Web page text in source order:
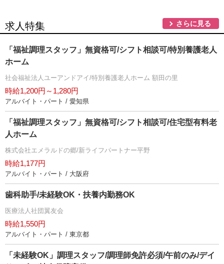
求人特集 さらに見る
「福祉調理スタッフ」無資格可/シフト相談可/特別養護老人
ホーム
社会福祉法人ユーアンドアイ/特別養護老人ホーム 額田の里
時給1,200円～1,280円
アルバイト・パート / 愛知県
「福祉調理スタッフ」無資格可/シフト相談可/住宅型有料老
人ホーム
株式会社エメラルドの郷/新ライフパートナー平野
時給1,177円
アルバイト・パート / 大阪府
歯科助手/未経験OK・扶養内勤務OK
医療法人社団翼友会
時給1,550円
アルバイト・パート / 東京都
「未経験OK」調理スタッフ/調理師免許必須/午前のみ/デイ